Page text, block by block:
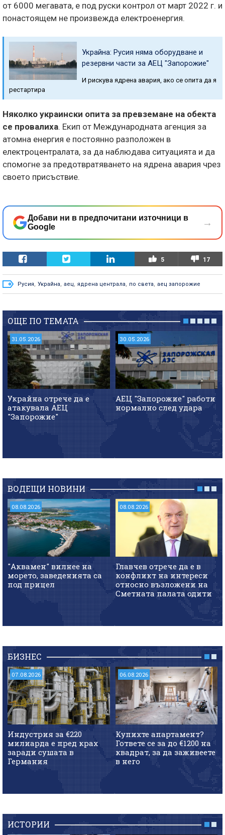
от 6000 мегавата, е под руски контрол от март 2022 г. и
понастоящем не произвежда електроенергия.
Украйна: Русия няма оборудване и
резервни части за АЕЦ "Запорожие"
И рискува ядрена авария, ако се опита да я
рестартира
Няколко украински опита за превземане на обекта
се провалиха. Екип от Международната агенция за
атомна енергия е постоянно разположен в
електроцентралата, за да наблюдава ситуацията и да
спомогне за предотвратяването на ядрена авария чрез
своето присъствие.
Добави ни в предпочитани източници в
Google
→
5 17
Русия, Украйна, аец, ядрена централа, по света, аец запорожие
ОЩЕ ПО ТЕМАТА
31.05.2026
Украйна отрече да е
атакувала АЕЦ
"Запорожие"
30.05.2026
АЕЦ "Запорожие" работи
нормално след удара
ВОДЕЩИ НОВИНИ
08.08.2026
"Аквамен" вилнее на
морето, заведенията са
под прицел
08.08.2026
Главчев отрече да е в
конфликт на интереси
относно възложени на
Сметната палата одити
БИЗНЕС
07.08.2026
Индустрия за €220
милиарда е пред крах
заради сушата в
Германия
06.08.2026
Купихте апартамент?
Гответе се за до €1200 на
квадрат, за да заживеете
в него
ИСТОРИИ